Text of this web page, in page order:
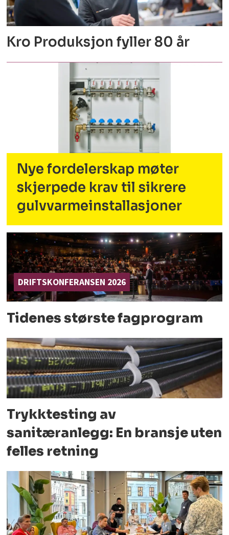
Kro Produksjon fyller 80 år
Nye fordelerskap møter
skjerpede krav til sikrere
gulvvarmeinstallasjoner
DRIFTSKONFERANSEN 2026
Tidenes største fagprogram
Trykktesting av
sanitæranlegg: En bransje uten
felles retning